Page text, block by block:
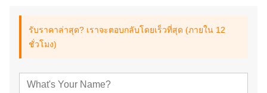
รับราคาล่าสุด? เราจะตอบกลับโดยเร็วที่สุด (ภายใน 12
ชั่วโมง)